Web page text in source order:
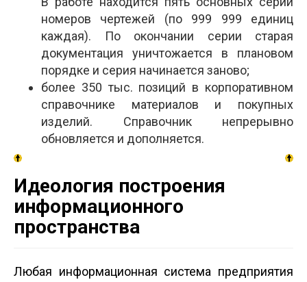
номеров чертежей (по 999 999 единиц
каждая). По окончании серии старая
документация уничтожается в плановом
порядке и серия начинается заново;
более 350 тыс. позиций в корпоративном
справочнике материалов и покупных
изделий. Справочник непрерывно
обновляется и дополняется.
Идеология построения
информационного
пространства
Любая информационная система предприятия